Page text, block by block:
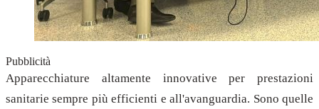
Pubblicità
Apparecchiature altamente innovative per prestazioni
sanitarie sempre più efficienti e all'avanguardia. Sono quelle